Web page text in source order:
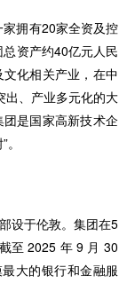
拥有20家全资及控
资产约40亿元人民
化相关产业，在中
出、产业多元化的大
是国家高新技术企
设于伦敦。集团在5
至 2025 年 9 月 30
大的银行和金融服